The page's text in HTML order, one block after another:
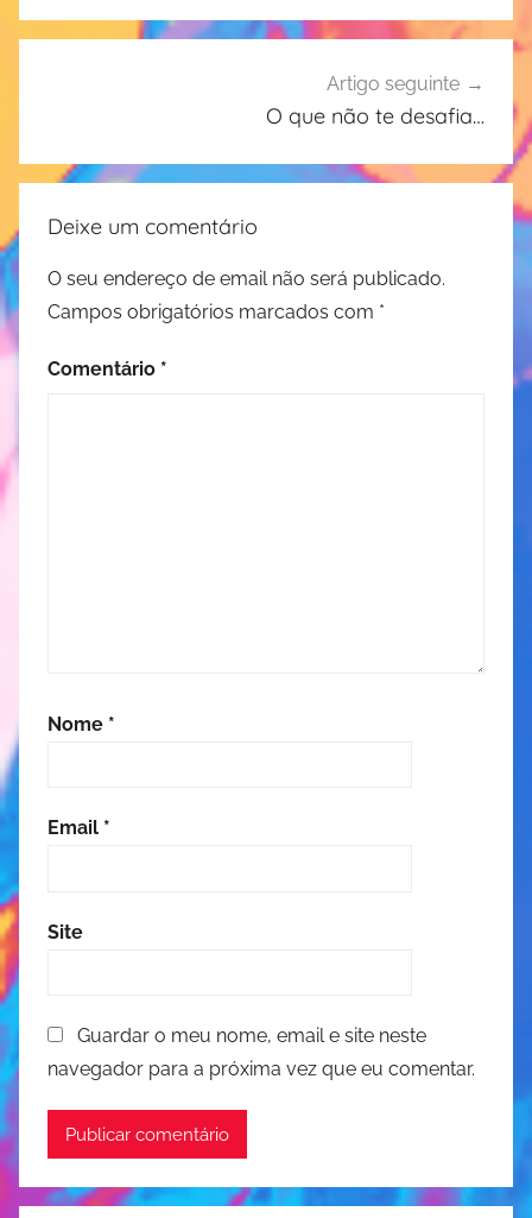
Artigo seguinte
O que não te desafia…
Deixe um comentário
O seu endereço de email não será publicado.
Campos obrigatórios marcados com *
Comentário *
Nome *
Email *
Site
Guardar o meu nome, email e site neste
navegador para a próxima vez que eu comentar.